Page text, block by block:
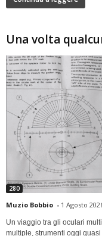
Una volta
280
Muzio Bobbio - 1 Agosto
Un viaggio tra gli oculari
multiple, strumenti oggi